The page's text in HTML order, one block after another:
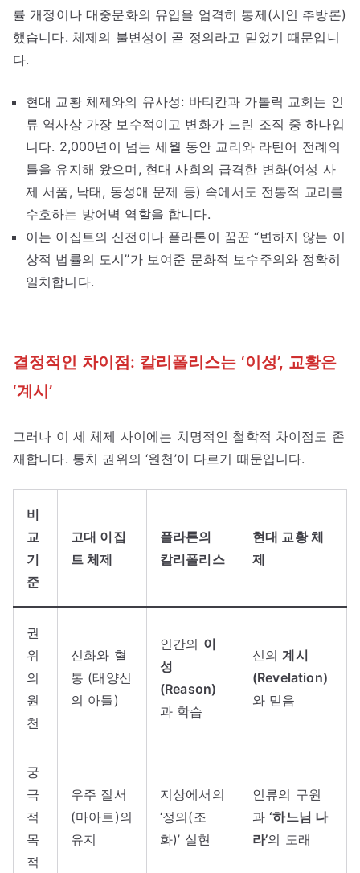
률 개정이나 대중문화의 유입을 엄격히 통제(시인 추방론)
했습니다. 체제의 불변성이 곧 정의라고 믿었기 때문입니
다.
현대 교황 체제와의 유사성: 바티칸과 가톨릭 교회는 인
류 역사상 가장 보수적이고 변화가 느린 조직 중 하나입
니다. 2,000년이 넘는 세월 동안 교리와 라틴어 전례의
틀을 유지해 왔으며, 현대 사회의 급격한 변화(여성 사
제 서품, 낙태, 동성애 문제 등) 속에서도 전통적 교리를
수호하는 방어벽 역할을 합니다.
이는 이집트의 신전이나 플라톤이 꿈꾼 “변하지 않는 이
상적 법률의 도시”가 보여준 문화적 보수주의와 정확히
일치합니다.
결정적인 차이점: 칼리폴리스는 ‘이성’, 교황은
‘계시’
그러나 이 세 체제 사이에는 치명적인 철학적 차이점도 존
재합니다. 통치 권위의 ‘원천’이 다르기 때문입니다.
비
교
기
준
고대 이집
트 체제
플라톤의
칼리폴리스
현대 교황 체
제
권
위
의
원
천
신화와 혈
통 (태양신
의 아들)
인간의 이
성
(Reason)
과 학습
신의계시
(Revelation)
와 믿음
궁
극
적
목
적
우주 질서
(마아트)의
유지
지상에서의
‘정의(조
화)’ 실현
인류의 구원
과‘하느님 나
라’의 도래